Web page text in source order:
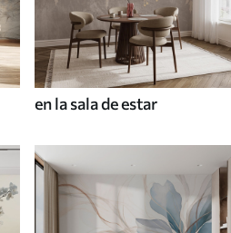
en la sala de estar